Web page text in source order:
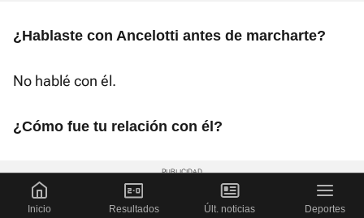
¿Hablaste con Ancelotti antes de marcharte?
No hablé con él.
¿Cómo fue tu relación con él?
Inicio Resultados Últ. noticias Deportes